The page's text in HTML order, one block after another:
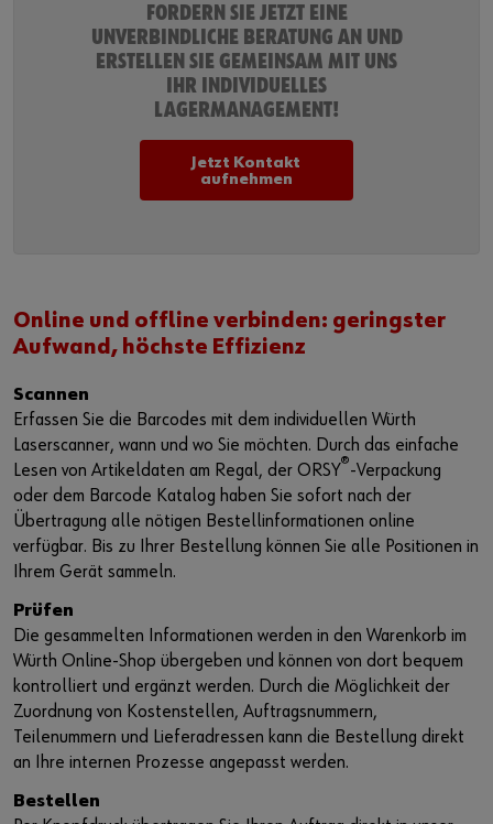
Fordern Sie jetzt eine
unverbindliche Beratung an und
erstellen Sie gemeinsam mit uns
Ihr individuelles
Lagermanagement!
Jetzt Kontakt
aufnehmen
Online und offline verbinden: geringster
Aufwand, höchste Effizienz
Scannen
Erfassen Sie die Barcodes mit dem individuellen Würth
Laserscanner, wann und wo Sie möchten. Durch das einfache
Lesen von Artikeldaten am Regal, der ORSY®-Verpackung
oder dem Barcode Katalog haben Sie sofort nach der
Übertragung alle nötigen Bestellinformationen online
verfügbar. Bis zu Ihrer Bestellung können Sie alle Positionen in
Ihrem Gerät sammeln.
Prüfen
Die gesammelten Informationen werden in den Warenkorb im
Würth Online-Shop übergeben und können von dort bequem
kontrolliert und ergänzt werden. Durch die Möglichkeit der
Zuordnung von Kostenstellen, Auftragsnummern,
Teilenummern und Lieferadressen kann die Bestellung direkt
an Ihre internen Prozesse angepasst werden.
Bestellen